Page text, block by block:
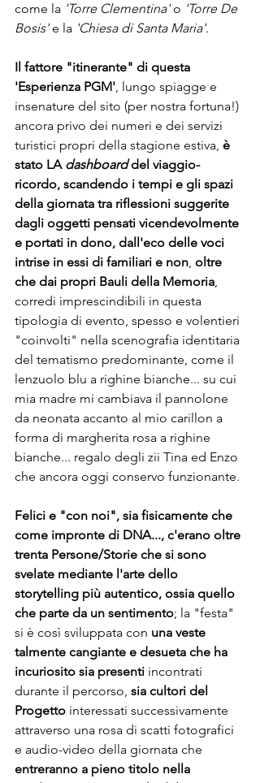
come la 'Torre Clementina' o 'Torre De
Bosis' e la 'Chiesa di Santa Maria'.
Il fattore "itinerante" di questa
'Esperienza PGM', lungo spiagge e
insenature del sito (per nostra fortuna!)
ancora privo dei numeri e dei servizi
turistici propri della stagione estiva, è
stato LA dashboard del viaggio-
ricordo, scandendo i tempi e gli spazi
della giornata tra riflessioni suggerite
dagli oggetti pensati vicendevolmente
e portati in dono, dall'eco delle voci
intrise in essi di familiari e non, oltre
che dai propri Bauli della Memoria,
corredi imprescindibili in questa
tipologia di evento, spesso e volentieri
"coinvolti" nella scenografia identitaria
del tematismo predominante, come il
lenzuolo blu a righine bianche... su cui
mia madre mi cambiava il pannolone
da neonata accanto al mio carillon a
forma di margherita rosa a righine
bianche... regalo degli zii Tina ed Enzo
che ancora oggi conservo funzionante.
Felici e "con noi", sia fisicamente che
come impronte di DNA..., c'erano oltre
trenta Persone/Storie che si sono
svelate mediante l'arte dello
storytelling più autentico, ossia quello
che parte da un sentimento; la "festa"
si è così sviluppata con una veste
talmente cangiante e desueta che ha
incuriosito sia presenti incontrati
durante il percorso, sia cultori del
Progetto interessati successivamente
attraverso una rosa di scatti fotografici
e audio-video della giornata che
entreranno a pieno titolo nella